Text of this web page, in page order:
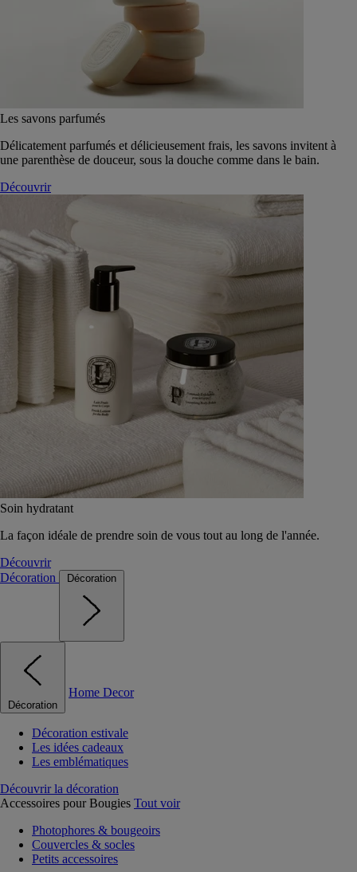
Les savons parfumés
Délicatement parfumés et délicieusement frais, les savons invitent à
une parenthèse de douceur, sous la douche comme dans le bain.
Découvrir
Soin hydratant
La façon idéale de prendre soin de vous tout au long de l'année.
Découvrir
Décoration
Décoration
Décoration
Home Decor
Décoration estivale
Les idées cadeaux
Les emblématiques
Découvrir la décoration
Accessoires pour Bougies Tout voir
Photophores & bougeoirs
Couvercles & socles
Petits accessoires